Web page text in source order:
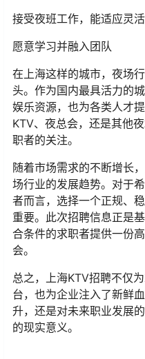
接受夜班工作，能适应灵
愿意学习并融入团队
在上海这样的城市，夜场
头。作为国内最具活力的
娱乐资源，也为各类人才
KTV、夜总会，还是其他
职者的关注。
随着市场需求的不断增长
场行业的发展趋势。对于
者而言，选择一个正规、
重要。此次招聘信息正是
合条件的求职者提供一份
会。
总之，上海KTV招聘不仅
台，也为企业注入了新鲜
升，还是对未来职业发展
的现实意义。